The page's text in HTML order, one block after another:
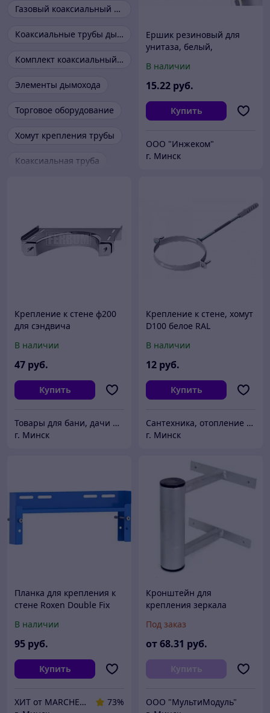
Газовый коаксиальный комплект
Коаксиальные трубы дымоходы
Комплект коаксиальный 60 100
Элементы дымохода
Торговое оборудование
Хомут крепления трубы
Коаксиальная труба
Ершик резиновый для
унитаза, белый,
комплекте липкая лента
для крепления к стене.)
В наличии
15.22 руб.
Купить
ООО "Инжеком"
г. Минск
Крепление к стене ф200
для сэндвича
В наличии
47 руб.
Купить
Товары для бани, дачи и загородного дома "Древомаркет"
г. Минск
Крепление к стене, хомут
D100 белое RAL
дымохода 60/100
В наличии
12 руб.
Купить
Сантехника, отопление "Santon.by"
г. Минск
Планка для крепления к
стене Roxen Double Fix
В наличии
95 руб.
Купить
ХИТ от MARCHENKO
73%
Кронштейн для
крепления зеркала
Под заказ
от68.31 руб.
Купить
ООО "МультиМодуль"